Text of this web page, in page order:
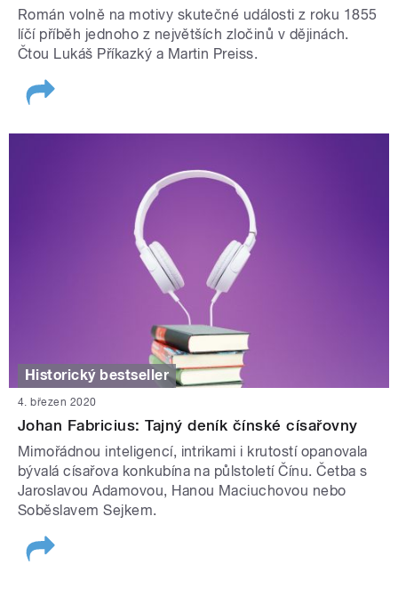
Román volně na motivy skutečné události z roku 1855
líčí příběh jednoho z největších zločinů v dějinách.
Čtou Lukáš Příkazký a Martin Preiss.
Historický bestseller
4. březen 2020
Johan Fabricius: Tajný deník čínské císařovny
Mimořádnou inteligencí, intrikami i krutostí opanovala
bývalá císařova konkubína na půlstoletí Čínu. Četba s
Jaroslavou Adamovou, Hanou Maciuchovou nebo
Soběslavem Sejkem.